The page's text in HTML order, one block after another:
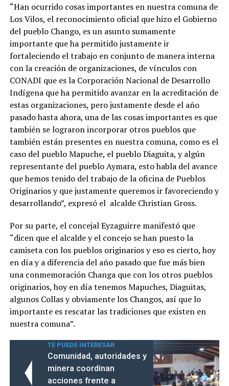
“Han ocurrido cosas importantes en nuestra comuna de
Los Vilos, el reconocimiento oficial que hizo el Gobierno
del pueblo Chango, es un asunto sumamente
importante que ha permitido justamente ir
fortaleciendo el trabajo en conjunto de manera interna
con la creación de organizaciones, de vínculos con
CONADI que es la Corporación Nacional de Desarrollo
Indígena que ha permitido avanzar en la acreditación de
estas organizaciones, pero justamente desde el año
pasado hasta ahora, una de las cosas importantes es que
también se lograron incorporar otros pueblos que
también están presentes en nuestra comuna, como es el
caso del pueblo Mapuche, el pueblo Diaguita, y algún
representante del pueblo Aymara, esto habla del avance
que hemos tenido del trabajo de la oficina de Pueblos
Originarios y que justamente queremos ir favoreciendo y
desarrollando”, expresó el alcalde Christian Gross.
Por su parte, el concejal Eyzaguirre manifestó que
“dicen que el alcalde y el concejo se han puesto la
camiseta con los pueblos originarios y eso es cierto, hoy
en día y a diferencia del año pasado que fue más bien
una conmemoración Changa que con los otros pueblos
originarios, hoy en día tenemos Mapuches, Diaguitas,
algunos Collas y obviamente los Changos, así que lo
importante es rescatar las tradiciones que existen en
nuestra comuna”.
TE PUEDE INTERESAR
Comunidad, autoridades y
minera coordinan
acciones frente a